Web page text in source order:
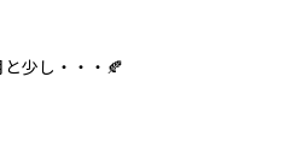
少し・・・🍂